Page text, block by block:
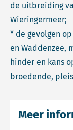
de uitbreiding
Wieringermeer;
* de gevolgen
en Waddenzee,
hinder en kans
broedende,
Meer